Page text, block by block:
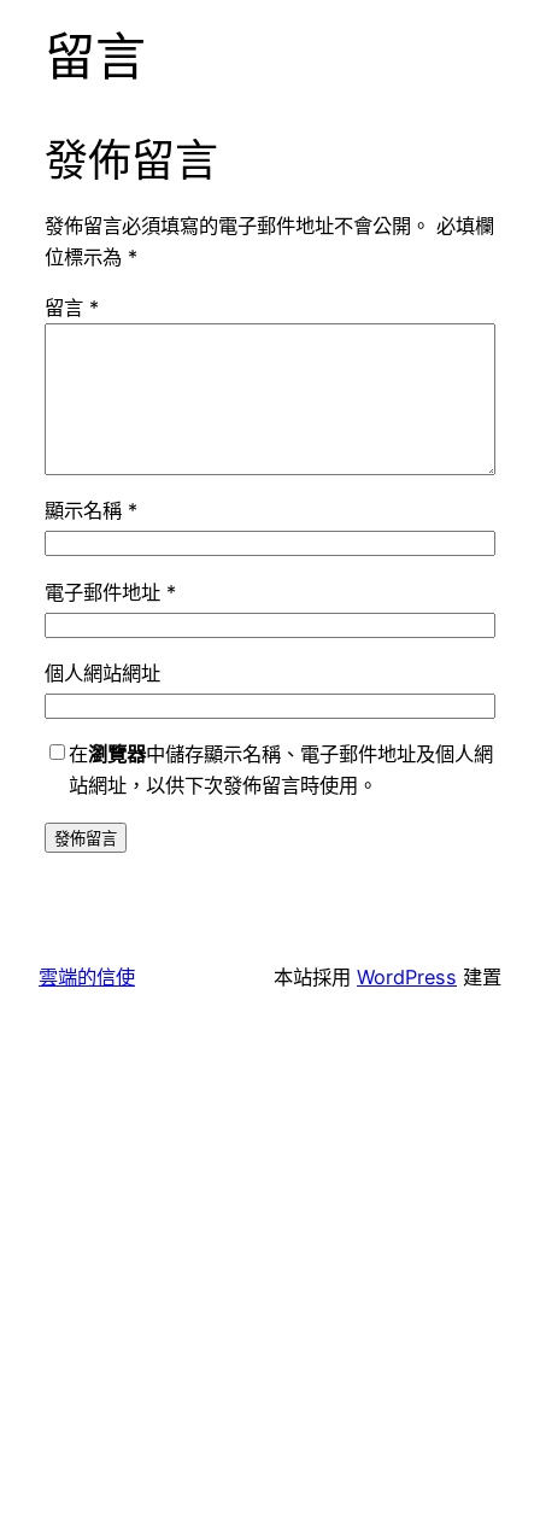
留言
發佈留言
發佈留言必須填寫的電子郵件地址不會公開。 必填欄
位標示為 *
留言 *
顯示名稱 *
電子郵件地址 *
個人網站網址
在瀏覽器中儲存顯示名稱、電子郵件地址及個人網
站網址，以供下次發佈留言時使用。
雲端的信使 本站採用 WordPress 建置